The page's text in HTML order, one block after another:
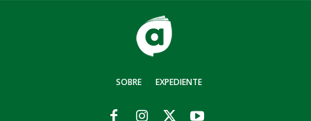
SOBRE EXPEDIENTE